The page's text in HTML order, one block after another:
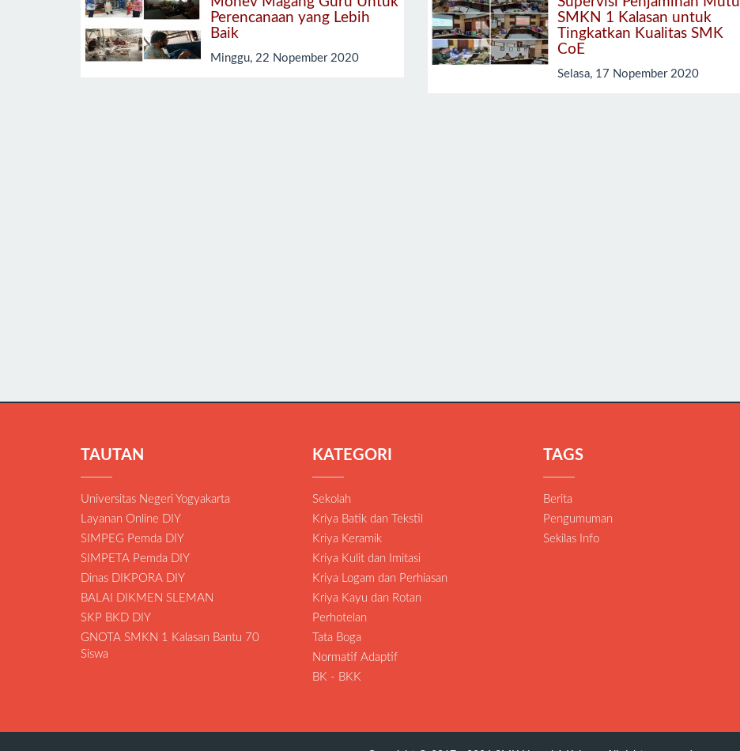
Perencanaan yang Lebih
Baik
Minggu, 22 Nopember 2020
SMKN 1 Kalasan untuk
Tingkatkan Kualitas SMK
CoE
Selasa, 17 Nopember 2020
TAUTAN
Universitas Negeri Yogyakarta
Layanan Online DIY
SIMPEG Pemda DIY
SIMPETA Pemda DIY
Dinas DIKPORA DIY
BALAI DIKMEN SLEMAN
SKP BKD DIY
GNOTA SMKN 1 Kalasan Bantu 70
Siswa
KATEGORI
Sekolah
Kriya Batik dan Tekstil
Kriya Keramik
Kriya Kulit dan Imitasi
Kriya Logam dan Perhiasan
Kriya Kayu dan Rotan
Perhotelan
Tata Boga
Normatif Adaptif
BK - BKK
TAGS
Berita
Pengumuman
Sekilas Info